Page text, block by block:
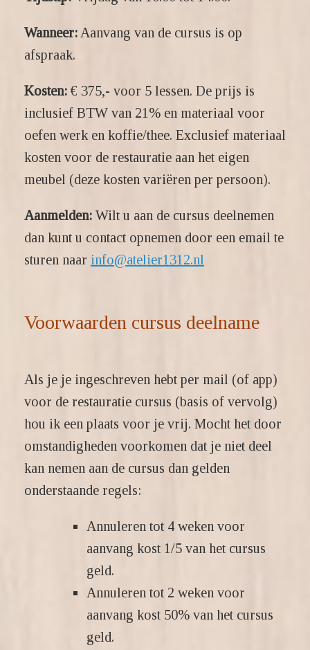
Wanneer: Aanvang van de cursus is op
afspraak.
Kosten: € 375,- voor 5 lessen. De prijs is
inclusief BTW van 21% en materiaal voor
oefen werk en koffie/thee. Exclusief materiaal
kosten voor de restauratie aan het eigen
meubel (deze kosten variëren per persoon).
Aanmelden: Wilt u aan de cursus deelnemen
dan kunt u contact opnemen door een email te
sturen naar info@atelier1312.nl
Voorwaarden cursus deelname
Als je je ingeschreven hebt per mail (of app)
voor de restauratie cursus (basis of vervolg)
hou ik een plaats voor je vrij. Mocht het door
omstandigheden voorkomen dat je niet deel
kan nemen aan de cursus dan gelden
onderstaande regels:
Annuleren tot 4 weken voor
aanvang kost 1/5 van het cursus
geld.
Annuleren tot 2 weken voor
aanvang kost 50% van het cursus
geld.